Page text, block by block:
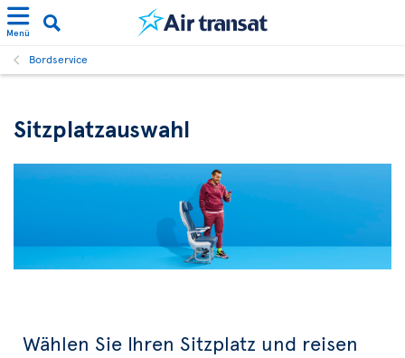
Menü
Bordservice
Sitzplatzauswahl
Wählen Sie Ihren Sitzplatz und reisen